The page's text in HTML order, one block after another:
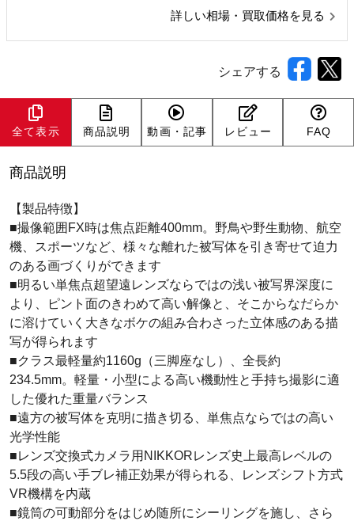
詳しい相場・買取価格を見る
シェアする
全て表示 商品説明 動画・記事 レビュー FAQ
商品説明
【製品特徴】
■撮像範囲FX時は焦点距離400mm。野鳥や野生動物、航空
機、スポーツなど、様々な離れた被写体を引き寄せて迫力
のある画づくりができます
■明るい単焦点超望遠レンズならではの浅い被写界深度に
より、ピント面のきわめて高い解像と、そこからなだらか
に溶けていく大きなボケの組み合わさった立体感のある描
写が得られます
■クラス最軽量約1160g（三脚座なし）、全長約
234.5mm。軽量・小型による高い機動性と手持ち撮影に適
した優れた重量バランス
■遠方の被写体を克明に描き切る、単焦点ならではの高い
光学性能
■レンズ交換式カメラ用NIKKORレンズ史上最高レベルの
5.5段の高い手ブレ補正効果が得られる、レンズシフト方式
VR機構を内蔵
■鏡筒の可動部分をはじめ随所にシーリングを施し、さら